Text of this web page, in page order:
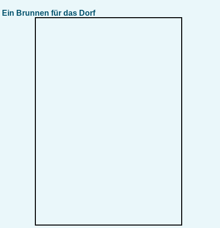
Ein Brunnen für das Dorf